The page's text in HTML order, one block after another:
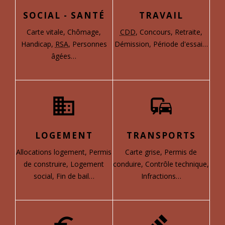
SOCIAL - SANTÉ
Carte vitale, Chômage,
Handicap, RSA, Personnes
âgées…
TRAVAIL
CDD, Concours, Retraite,
Démission, Période d'essai…
domain
LOGEMENT
Allocations logement, Permis
de construire, Logement
social, Fin de bail…
commute
TRANSPORTS
Carte grise, Permis de
conduire, Contrôle technique,
Infractions…